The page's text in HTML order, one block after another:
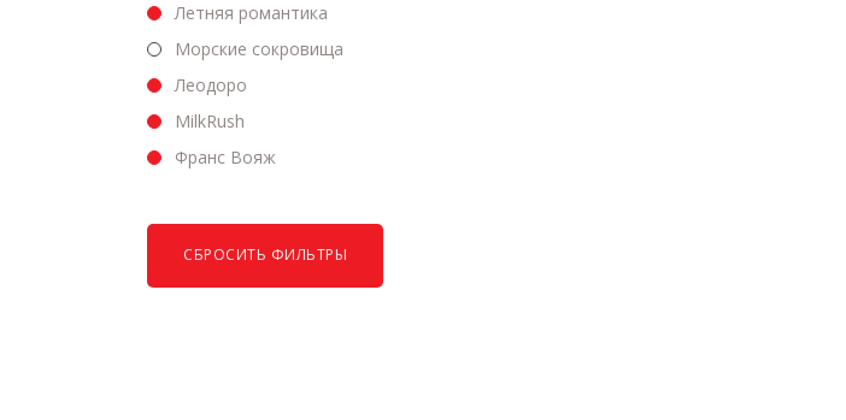
Летняя романтика
Морские сокровища
Леодоро
MilkRush
Франс Вояж
СБРОСИТЬ ФИЛЬТРЫ